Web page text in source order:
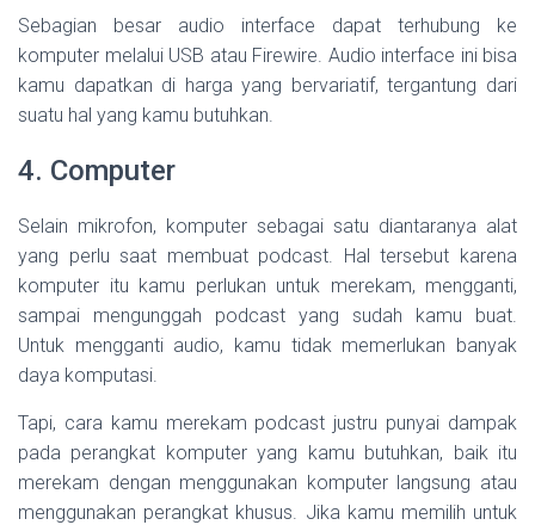
Sebagian besar audio interface dapat terhubung ke
komputer melalui USB atau Firewire. Audio interface ini bisa
kamu dapatkan di harga yang bervariatif, tergantung dari
suatu hal yang kamu butuhkan.
4. Computer
Selain mikrofon, komputer sebagai satu diantaranya alat
yang perlu saat membuat podcast. Hal tersebut karena
komputer itu kamu perlukan untuk merekam, mengganti,
sampai mengunggah podcast yang sudah kamu buat.
Untuk mengganti audio, kamu tidak memerlukan banyak
daya komputasi.
Tapi, cara kamu merekam podcast justru punyai dampak
pada perangkat komputer yang kamu butuhkan, baik itu
merekam dengan menggunakan komputer langsung atau
menggunakan perangkat khusus. Jika kamu memilih untuk